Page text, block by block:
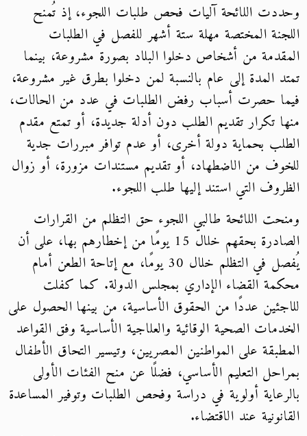
وحددت اللائحة آليات فحص طلبات اللجوء، إذ تُمنح
اللجنة المختصة مهلة ستة أشهر للفصل في الطلبات
المقدمة من أشخاص دخلوا البلاد بصورة مشروعة، بينما
تمتد المدة إلى عام بالنسبة لمن دخلوا بطرق غير مشروعة،
فيما حصرت أسباب رفض الطلبات في عدد من الحالات،
منها تكرار تقديم الطلب دون أدلة جديدة، أو تمتع مقدم
الطلب بحماية دولة أخرى، أو عدم توافر مبررات جدية
للخوف من الاضطهاد، أو تقديم مستندات مزورة، أو زوال
الظروف التي استند إليها طلب اللجوء.
ومنحت اللائحة طالبي اللجوء حق التظلم من القرارات
الصادرة بحقهم خلال 15 يومًا من إخطارهم بها، على أن
يُفصل في التظلم خلال 30 يومًا، مع إتاحة الطعن أمام
محكمة القضاء الإداري بمجلس الدولة. كما كفلت
للاجئين عددًا من الحقوق الأساسية، من بينها الحصول على
الخدمات الصحية الوقائية والعلاجية الأساسية وفق القواعد
المطبقة على المواطنين المصريين، وتيسير التحاق الأطفال
بمراحل التعليم الأساسي، فضلًا عن منح الفئات الأولى
بالرعاية أولوية في دراسة وفحص الطلبات وتوفير المساعدة
القانونية عند الاقتضاء.